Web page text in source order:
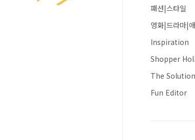
패션|스타일
영화|드라마|
Inspiration
Shopper
The Solution
Fun Editor